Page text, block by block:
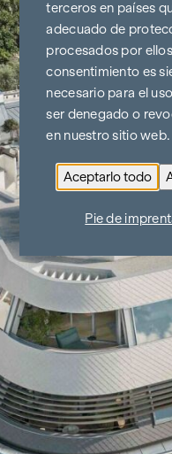
terceros en países
adecuado de
procesados por
consentimiento es
necesario para el
ser denegado o
en nuestro sitio web.
Aceptarlo todo
Pie de